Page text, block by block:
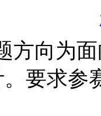
方向为
要求参